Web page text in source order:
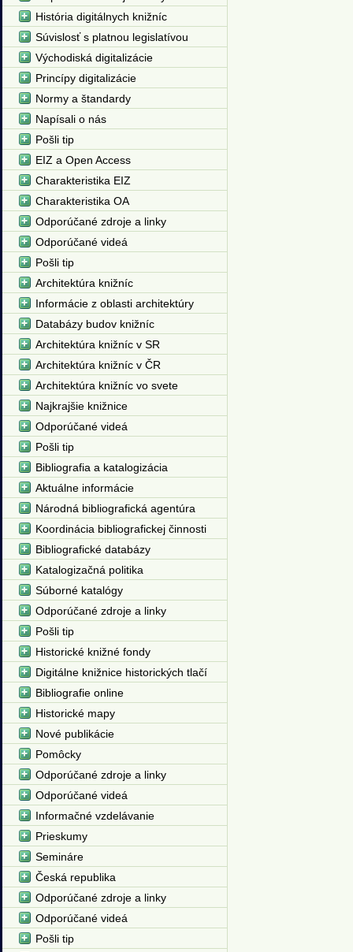
História digitálnych knižníc
Súvislosť s platnou legislatívou
Východiská digitalizácie
Princípy digitalizácie
Normy a štandardy
Napísali o nás
Pošli tip
EIZ a Open Access
Charakteristika EIZ
Charakteristika OA
Odporúčané zdroje a linky
Odporúčané videá
Pošli tip
Architektúra knižníc
Informácie z oblasti architektúry
Databázy budov knižníc
Architektúra knižníc v SR
Architektúra knižníc v ČR
Architektúra knižníc vo svete
Najkrajšie knižnice
Odporúčané videá
Pošli tip
Bibliografia a katalogizácia
Aktuálne informácie
Národná bibliografická agentúra
Koordinácia bibliografickej činnosti
Bibliografické databázy
Katalogizačná politika
Súborné katalógy
Odporúčané zdroje a linky
Pošli tip
Historické knižné fondy
Digitálne knižnice historických tlačí
Bibliografie online
Historické mapy
Nové publikácie
Pomôcky
Odporúčané zdroje a linky
Odporúčané videá
Informačné vzdelávanie
Prieskumy
Semináre
Česká republika
Odporúčané zdroje a linky
Odporúčané videá
Pošli tip